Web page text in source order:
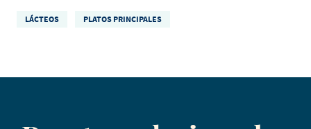
LÁCTEOS PLATOS PRINCIPALES